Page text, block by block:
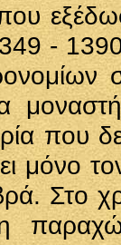
-
που
μόνο
Στο